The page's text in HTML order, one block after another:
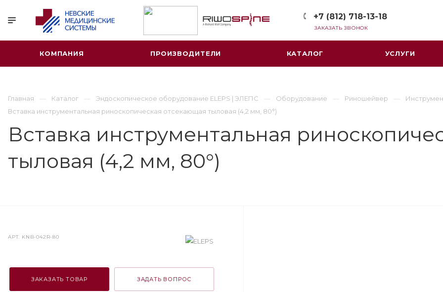
+7 (812) 718-13-18
ЗАКАЗАТЬ ЗВОНОК
КОМПАНИЯ ПРОИЗВОДИТЕЛИ КАТАЛОГ УСЛУГИ
Главная Каталог Эндоскопическое оборудование ELEPS | ЭЛЕПС Оборудование Риношейвер
Вставка инструментальная риноскопическая отсекающая тыловая (4,2 мм, 80°)
Вставка инструментальная
тыловая (4,2 мм, 80°)
АРТ. KNB-042R-80
ЗАКАЗАТЬ ТОВАР ЗАДАТЬ ВОПРОС